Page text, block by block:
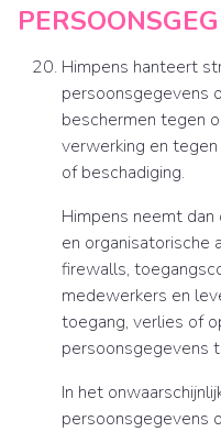
Himpens hanteert
persoonsgegevens
beschermen tegen
verwerking en
of beschadiging.
Himpens neemt
en organisatorische
firewalls,
medewerkers en
toegang, verlies of
persoonsgegevens
In het
persoonsgegevens